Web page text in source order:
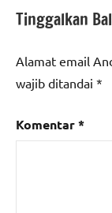
Tinggalkan
Alamat email
wajib ditandai *
Komentar*